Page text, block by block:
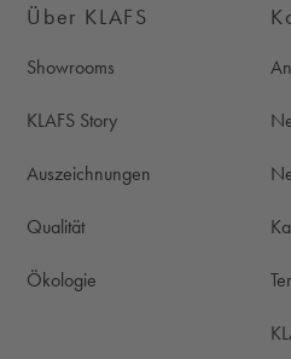
Über KLAFS
Showrooms
KLAFS Story
Auszeichnungen
Qualität
Ökologie